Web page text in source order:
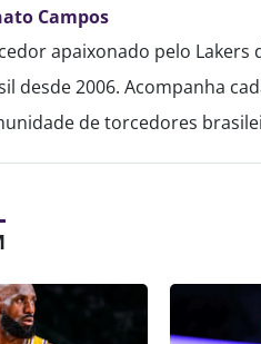
Campos
apaixonado pelo Lakers
desde 2006. Acompanha
de torcedores